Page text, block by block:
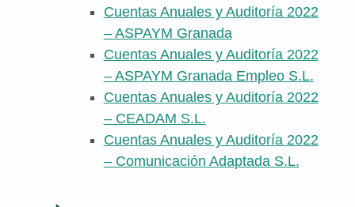
Cuentas Anuales y Auditoría 2022
– ASPAYM Granada
Cuentas Anuales y Auditoría 2022
– ASPAYM Granada Empleo S.L.
Cuentas Anuales y Auditoría 2022
– CEADAM S.L.
Cuentas Anuales y Auditoría 2022
– Comunicación Adaptada S.L.